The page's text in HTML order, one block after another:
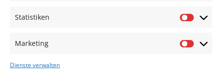
Statistiken
Marketing
Dienste verwalten
An diesem Tag erstellen wir uns einen Notfallplan,